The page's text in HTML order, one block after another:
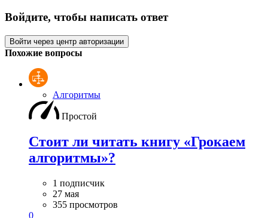
Войдите, чтобы написать ответ
Войти через центр авторизации
Похожие вопросы
Алгоритмы
Простой
Стоит ли читать книгу «Грокаем
алгоритмы»?
1 подписчик
27 мая
355 просмотров
0